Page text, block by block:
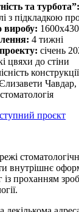
та турбота”:
з підкладкою
виробу:
4 тижні
проекту: січень
цвяхи до стіни
Чавдар,
проєкт
внутрішнє
із проханням